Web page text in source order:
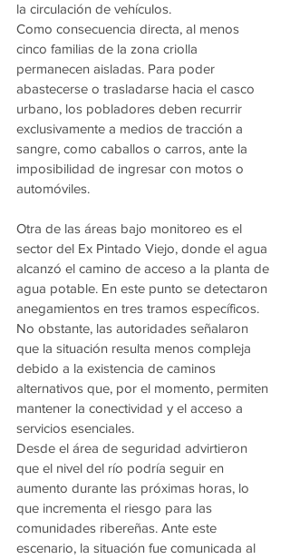
la circulación de vehículos.
Como consecuencia directa, al menos
cinco familias de la zona criolla
permanecen aisladas. Para poder
abastecerse o trasladarse hacia el casco
urbano, los pobladores deben recurrir
exclusivamente a medios de tracción a
sangre, como caballos o carros, ante la
imposibilidad de ingresar con motos o
automóviles.
Otra de las áreas bajo monitoreo es el
sector del Ex Pintado Viejo, donde el agua
alcanzó el camino de acceso a la planta de
agua potable. En este punto se detectaron
anegamientos en tres tramos específicos.
No obstante, las autoridades señalaron
que la situación resulta menos compleja
debido a la existencia de caminos
alternativos que, por el momento, permiten
mantener la conectividad y el acceso a
servicios esenciales.
Desde el área de seguridad advirtieron
que el nivel del río podría seguir en
aumento durante las próximas horas, lo
que incrementa el riesgo para las
comunidades ribereñas. Ante este
escenario, la situación fue comunicada al